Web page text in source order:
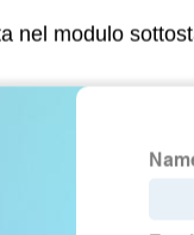
nel modulo